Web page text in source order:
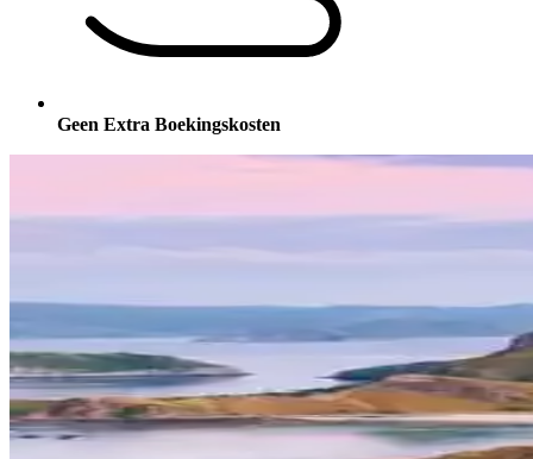
Geen Extra Boekingskosten